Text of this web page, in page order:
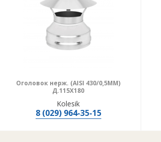
Оголовок нерж. (AISI 430/0,5ММ)
Д.115Х180
Kolesik
8 (029) 964-35-15